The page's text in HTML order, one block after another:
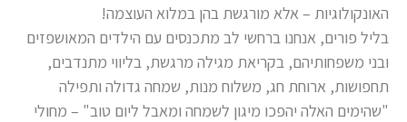
האונקולוגיות – אלא מורגשת בהן במלוא העוצמה!
בליל פורים, אנחנו ברחשי לב מתכנסים עם הילדים המאושפזים
ובני משפחותיהם, בקריאת מגילה מרגשת, בליווי מתנדבים,
תחפושות, ארוחת חג, משלוח מנות, שמחה גדולה ותפילה
"שהימים האלה יהפכו מיגון לשמחה ומאבל ליום טוב" – מחולי